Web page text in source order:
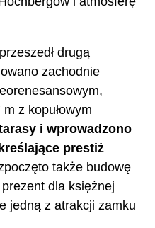
drugą
zachodnie
z kopułowym
i wprowadzono
prestiż
także budowę
dla księżnej
jedną z atrakcji zamku